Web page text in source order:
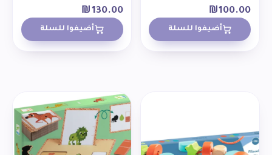
₪100.00
أضيفوا للسلة
₪130.00
أضيفوا للسلة